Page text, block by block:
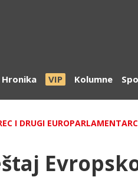
Hronika VIP Kolumne
I DRUGI